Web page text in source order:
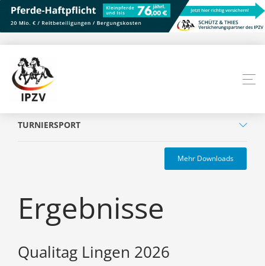
TURNIERSPORT
Mehr Downloads
Ergebnisse
Qualitag Lingen 2026